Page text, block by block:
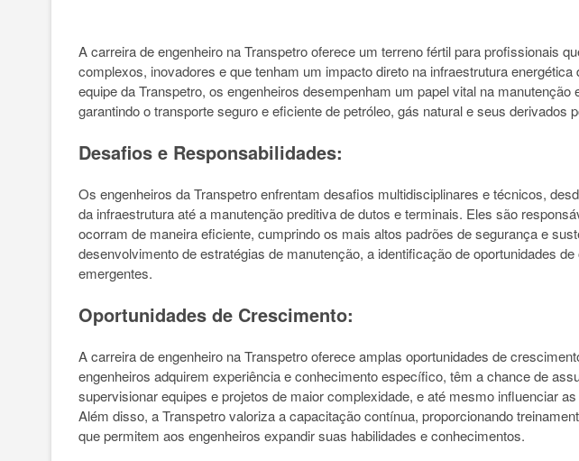
A carreira de engenheiro na Transpetro oferece um terreno fértil para profissionais
complexos, inovadores e que tenham um impacto direto na infraestrutura
equipe da Transpetro, os engenheiros desempenham um papel vital na
garantindo o transporte seguro e eficiente de petróleo, gás natural e seus derivados
Desafios e Responsabilidades:
Os engenheiros da Transpetro enfrentam desafios multidisciplinares e técnicos,
da infraestrutura até a manutenção preditiva de dutos e terminais. Eles são
ocorram de maneira eficiente, cumprindo os mais altos padrões de segurança e
desenvolvimento de estratégias de manutenção, a identificação de oportunidades
emergentes.
Oportunidades de Crescimento:
A carreira de engenheiro na Transpetro oferece amplas oportunidades de
engenheiros adquirem experiência e conhecimento específico, têm a chance de
supervisionar equipes e projetos de maior complexidade, e até mesmo influenciar
Além disso, a Transpetro valoriza a capacitação contínua, proporcionando
que permitem aos engenheiros expandir suas habilidades e conhecimentos.